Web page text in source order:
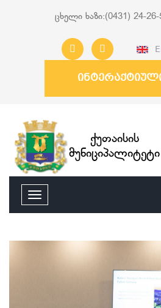
ცხელი ხაზი:(0431) 24-
ქუთაისის
მუნიციპალიტეტი